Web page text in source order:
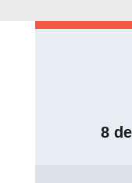
8